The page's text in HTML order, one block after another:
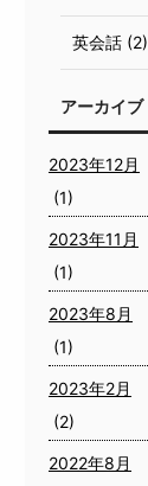
英会話 (2)
アーカイブ
2023年12月
(1)
2023年11月
(1)
2023年8月
(1)
2023年2月
(2)
2022年8月